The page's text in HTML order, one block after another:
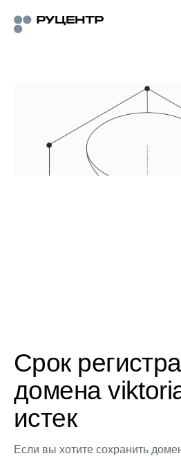
Срок
домена
истек
Если вы хотите сохранить